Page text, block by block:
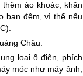
áo khoác, khăn
ban đêm, vì thế nếu
Châu.
loại ổ điện, phích
móc như máy ảnh,